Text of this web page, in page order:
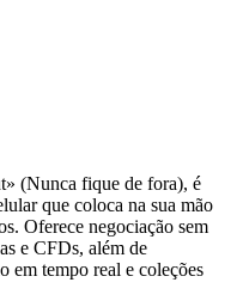
(Nunca fique de fora), é
que coloca na sua mão
Oferece negociação sem
e CFDs, além de
em tempo real e coleções